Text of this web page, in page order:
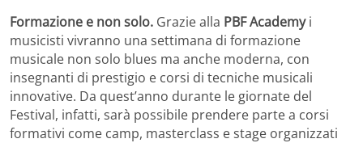
Formazione e non solo. Grazie alla PBF Academyi
musicisti vivranno una settimana di formazione
musicale non solo blues ma anche moderna, con
insegnanti di prestigio e corsi di tecniche musicali
innovative. Da quest’anno durante le giornate del
Festival, infatti, sarà possibile prendere parte a corsi
formativi come camp, masterclass e stage organizzati